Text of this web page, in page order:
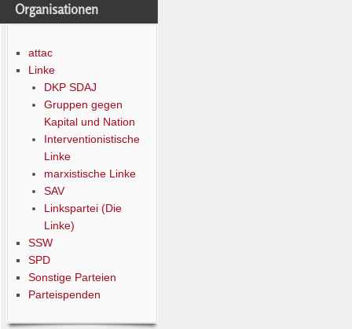
Organisationen
attac
Linke
DKP SDAJ
Gruppen gegen
Kapital und Nation
Interventionistische
Linke
marxistische Linke
SAV
Linkspartei (Die
Linke)
SSW
SPD
Sonstige Parteien
Parteispenden